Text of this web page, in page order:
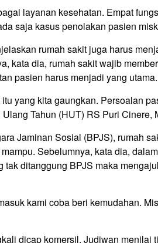
layanan kesehatan. Empat
saja kasus penolakan pasien
rumah sakit juga harus
kata dia, rumah sakit wajib
pasien harus menjadi yang utama.
yang kita gaungkan. Persoalan
Tahun (HUT) RS Puri Cinere,
Jaminan Sosial (BPJS), rumah
Sebelumnya, kata dia,
ditanggung BPJS maka
kami coba beri kemudahan.
dicap komersil. Judiwan menilai